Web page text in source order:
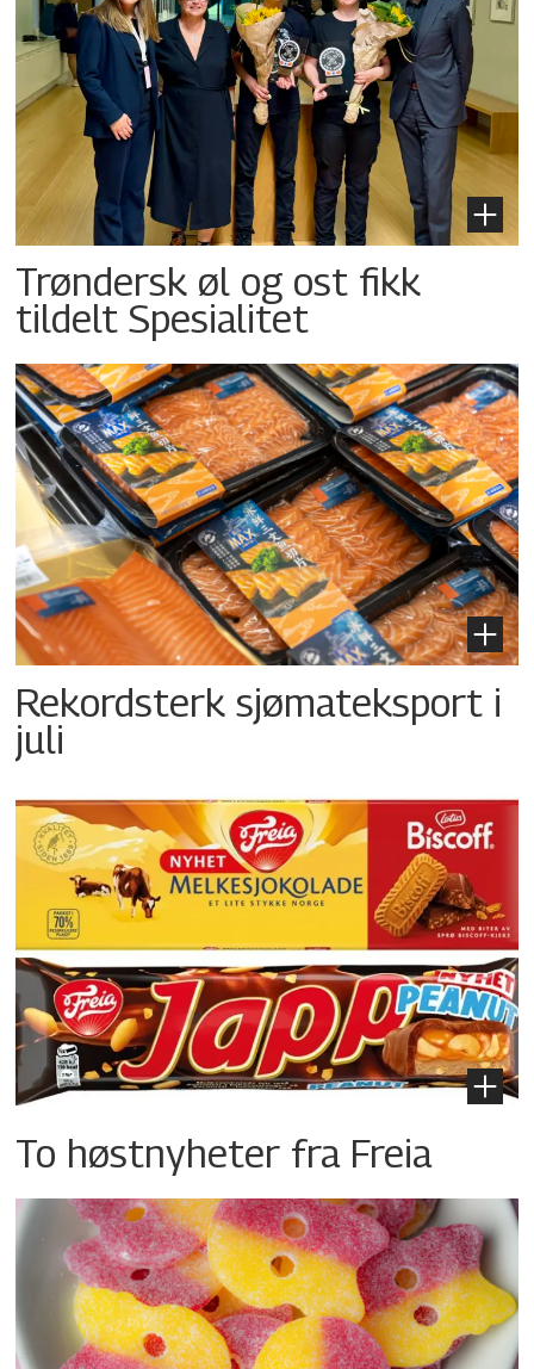
Trøndersk øl og ost fikk
tildelt Spesialitet
Rekordsterk sjømateksport i
juli
To høstnyheter fra Freia